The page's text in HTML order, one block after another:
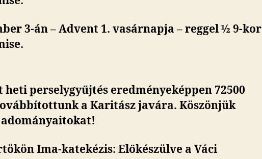
3-án – Advent 1. vasárnapja – reggel ½ 9-kor
heti perselygyűjtés eredményeképpen 72500
a Karitász javára. Köszönjük
adományaitokat!
Ima-katekézis: Előkészülve a Váci